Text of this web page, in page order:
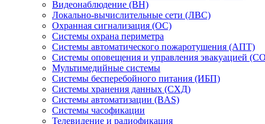
Видеонаблюдение (ВН)
Локально-вычислительные сети (ЛВС)
Охранная сигнализация (ОС)
Системы охрана периметра
Системы автоматического пожаротушения (АПТ)
Системы оповещения и управления эвакуацией
Мультимедийные системы
Системы бесперебойного питания (ИБП)
Системы хранения данных (СХД)
Системы автоматизации (BAS)
Системы часофикации
Телевидение и радиофикация